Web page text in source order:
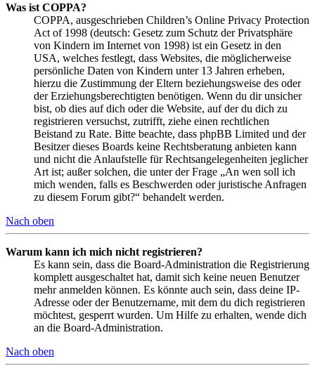
Was ist COPPA?
COPPA, ausgeschrieben Children’s Online Privacy Protection
Act of 1998 (deutsch: Gesetz zum Schutz der Privatsphäre
von Kindern im Internet von 1998) ist ein Gesetz in den
USA, welches festlegt, dass Websites, die möglicherweise
persönliche Daten von Kindern unter 13 Jahren erheben,
hierzu die Zustimmung der Eltern beziehungsweise des oder
der Erziehungsberechtigten benötigen. Wenn du dir unsicher
bist, ob dies auf dich oder die Website, auf der du dich zu
registrieren versuchst, zutrifft, ziehe einen rechtlichen
Beistand zu Rate. Bitte beachte, dass phpBB Limited und der
Besitzer dieses Boards keine Rechtsberatung anbieten kann
und nicht die Anlaufstelle für Rechtsangelegenheiten jeglicher
Art ist; außer solchen, die unter der Frage „An wen soll ich
mich wenden, falls es Beschwerden oder juristische Anfragen
zu diesem Forum gibt?“ behandelt werden.
Nach oben
Warum kann ich mich nicht registrieren?
Es kann sein, dass die Board-Administration die Registrierung
komplett ausgeschaltet hat, damit sich keine neuen Benutzer
mehr anmelden können. Es könnte auch sein, dass deine IP-
Adresse oder der Benutzername, mit dem du dich registrieren
möchtest, gesperrt wurden. Um Hilfe zu erhalten, wende dich
an die Board-Administration.
Nach oben